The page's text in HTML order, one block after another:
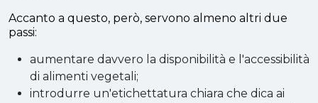
Accanto a questo, però, servono almeno altri due
passi:
aumentare davvero la disponibilità e l'accessibilità
di alimenti vegetali;
introdurre un'etichettatura chiara che dica ai